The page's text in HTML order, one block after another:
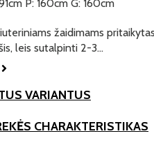
P: 160cm G: 160cm
žaidimams
leis sutalpinti 2-3…
VARIANTUS
CHARAKTERISTIKAS